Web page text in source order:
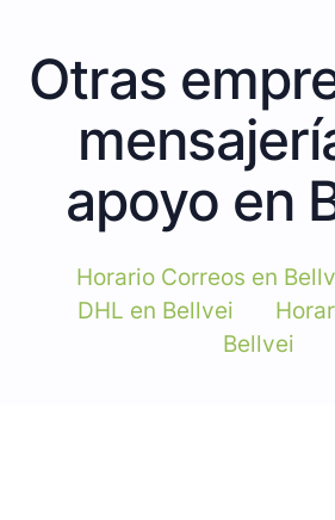
Otras
apoyo en
Horario Correos en
DHL en Bellvei
Bellvei